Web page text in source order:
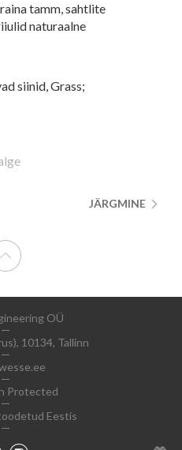
UUDISED
tamm, sahtlite
naturaalne
siinid, Grass;
JÄRGMINE
OÜ
10134, Tallinn
Protected
Eestis